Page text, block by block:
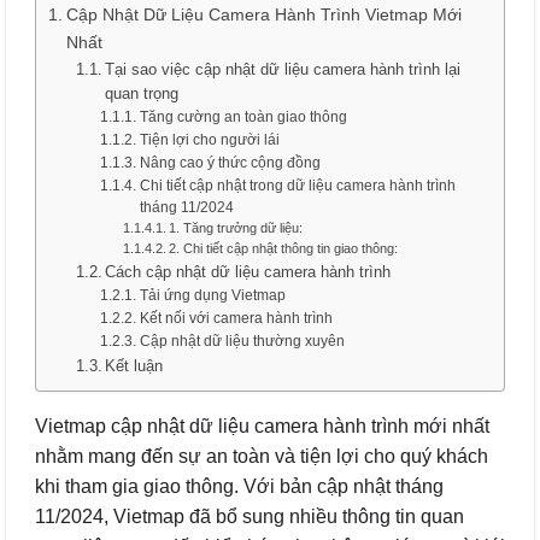
Cập Nhật Dữ Liệu Camera Hành Trình Vietmap Mới
Nhất
Tại sao việc cập nhật dữ liệu camera hành trình lại
quan trọng
Tăng cường an toàn giao thông
Tiện lợi cho người lái
Nâng cao ý thức cộng đồng
Chi tiết cập nhật trong dữ liệu camera hành trình
tháng 11/2024
1. Tăng trưởng dữ liệu:
2. Chi tiết cập nhật thông tin giao thông:
Cách cập nhật dữ liệu camera hành trình
Tải ứng dụng Vietmap
Kết nối với camera hành trình
Cập nhật dữ liệu thường xuyên
Kết luận
Vietmap cập nhật dữ liệu camera hành trình mới nhất
nhằm mang đến sự an toàn và tiện lợi cho quý khách
khi tham gia giao thông. Với bản cập nhật tháng
11/2024, Vietmap đã bổ sung nhiều thông tin quan